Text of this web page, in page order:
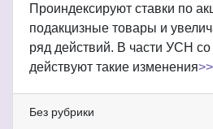
Проиндексируют ставки по
подакцизные товары и
ряд действий. В части УСН
действуют такие изменения
Без рубрики